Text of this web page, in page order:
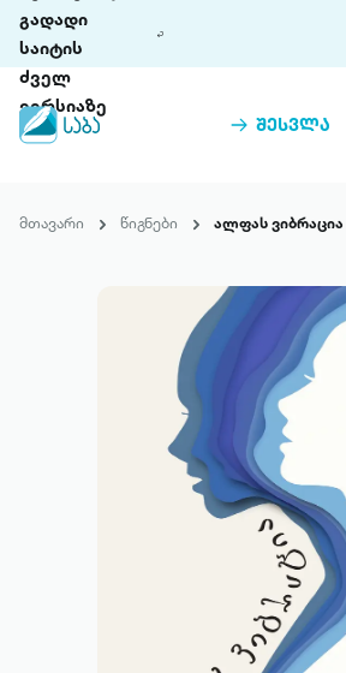
გადადი
საიტის
ძველ
ვერსიაზე
შესვლა
თინეთი 9 ციფრულ
ჩვენ შესახებ
მთავარი წიგნები ალფას ვიბრაცია